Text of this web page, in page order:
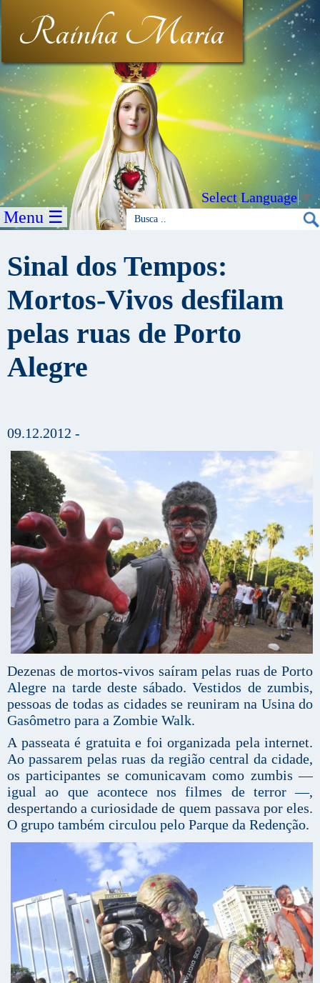
Rainha Maria
Select Language▼
Menu ☰
Sinal dos Tempos:
Mortos-Vivos desfilam
pelas ruas de Porto
Alegre
09.12.2012 -
Dezenas de mortos-vivos saíram pelas ruas de Porto
Alegre na tarde deste sábado. Vestidos de zumbis,
pessoas de todas as cidades se reuniram na Usina do
Gasômetro para a Zombie Walk.
A passeata é gratuita e foi organizada pela internet.
Ao passarem pelas ruas da região central da cidade,
os participantes se comunicavam como zumbis —
igual ao que acontece nos filmes de terror —,
despertando a curiosidade de quem passava por eles.
O grupo também circulou pelo Parque da Redenção.